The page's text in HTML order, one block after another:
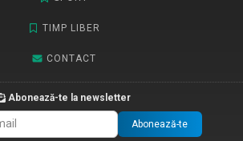
TIMP LIBER
CONTACT
Abonează-te la newsletter
Abonează-te